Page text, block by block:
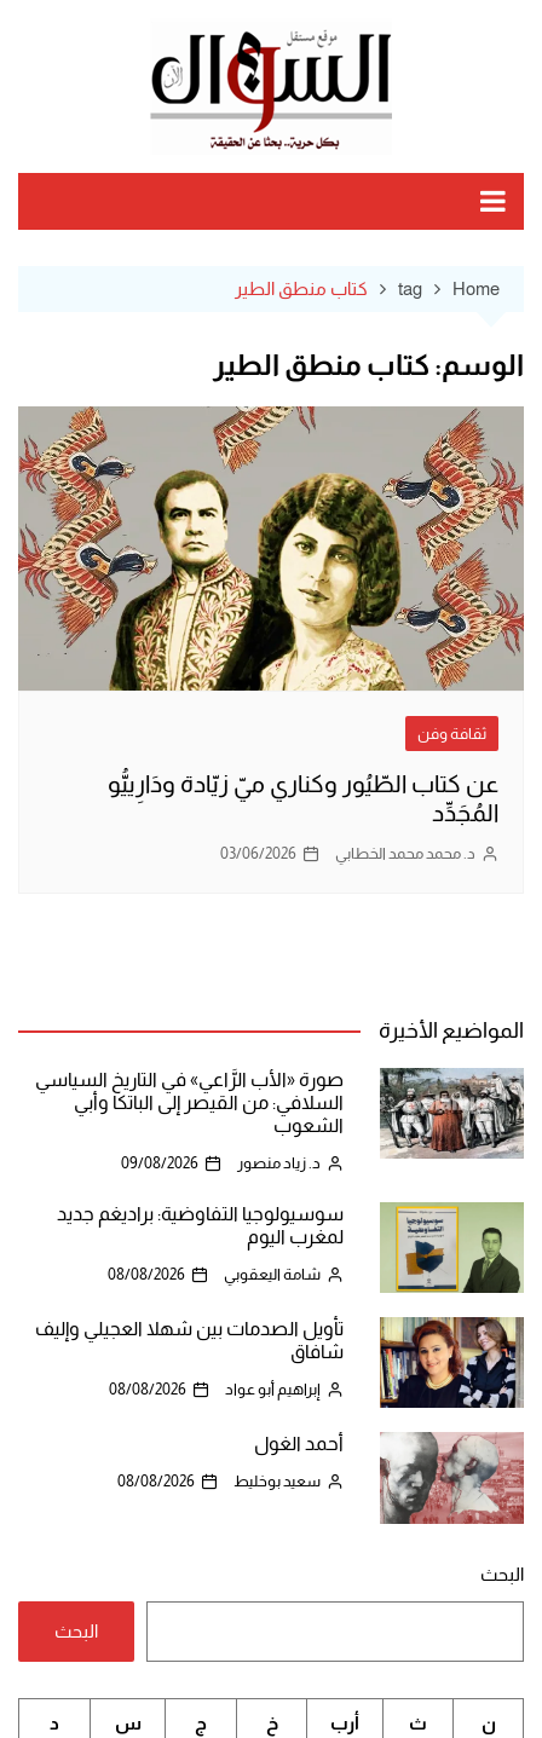
Home
tag كتاب منطق الطير
الوسم: كتاب منطق الطير
ثقافة وفن
عن كتاب الطّيُور وكناري ميّ زيّادة ودَارِييُّو
المُجَدِّد
د. محمد محمد الخطابي 03/06/2026
المواضيع الأخيرة
صورة «الأب الرَّاعي» في التاريخ السياسي
السلافي: من القيصر إلى الباتكا وأبي
الشعوب
د. زياد منصور 09/08/2026
سوسيولوجيا التفاوضية: براديغم جديد
لمغرب اليوم
شامة اليعقوبي 08/08/2026
تأويل الصدمات بين شهلا العجيلي وإليف
شافاق
إبراهيم أبو عواد 08/08/2026
أحمد الغول
سعيد بوخليط 08/08/2026
البحث
البحث
ن ث أرب خ ج س د